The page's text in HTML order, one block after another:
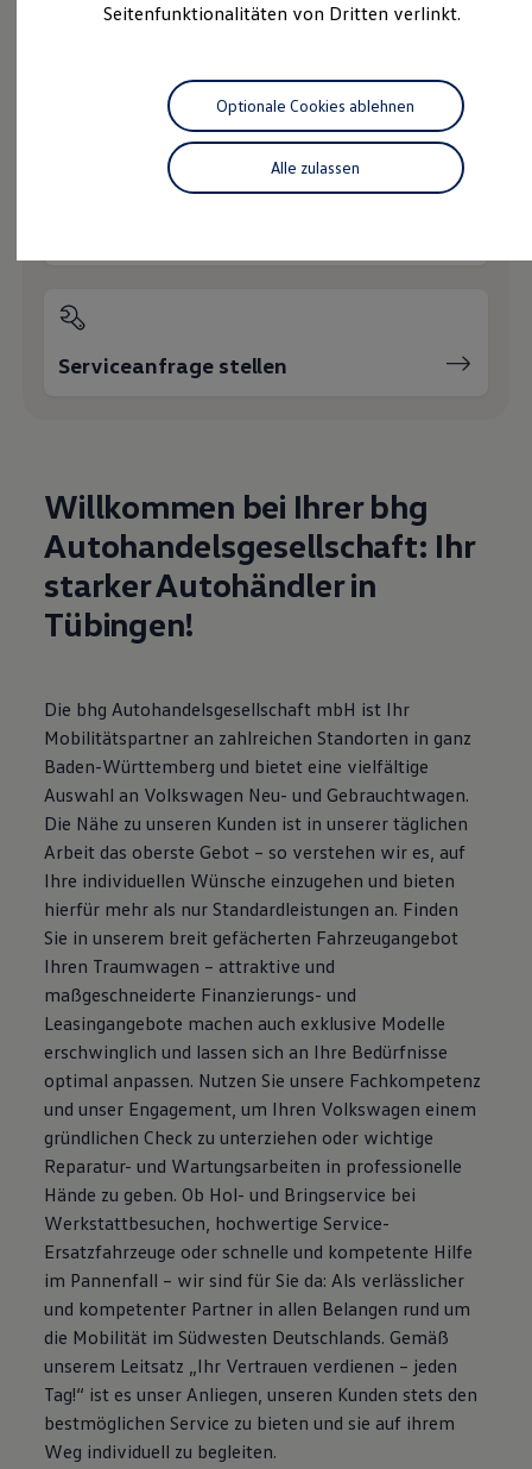
Volkswagen entdecken
Lifestyle Shop
T-Roc Kollektion
Golf Kollektion
ID. Kollektion
Volkswagen Kollektion
R-Kollektion
Service und Ersatzteile
Inspektion und HU/AU
Volkswagen Teile
Zubehör
Modellspezifisches Zubehör
Schutz und Pflege
Transport
Entertainment und Elektronik
Individualisieren
Dienste für Ihr Modell finden
Volkswagen Apps, Login und Shop
Handy und Fahrzeug verbinden
Updates für Software, Karten und Radio
Über Ihr Auto
Vorgängermodelle
Kundeninformationen
Volkswagen Kundenbetreuung
Warn- und Kontrollleuchten
Assistenzsysteme
Digitale Betriebsanleitung
Live Beratung
Magazin
Lifestyle
Transport
Familie
Elektromobilität
Volkswagen R
Pannen- und Unfallhilfe
Volkswagen Kundenbetreuung
Fahrzeugangebot anfordern
Serviceanfrage stellen
Willkommen bei Ihrer bhg
Autohandelsgesellschaft: Ihr
starker Autohändler in
Tübingen!
Die bhg Autohandelsgesellschaft mbH ist Ihr
Mobilitätspartner an zahlreichen Standorten in ganz
Baden-Württemberg und bietet eine vielfältige
Auswahl an Volkswagen Neu- und Gebrauchtwagen.
Die Nähe zu unseren Kunden ist in unserer täglichen
Arbeit das oberste Gebot – so verstehen wir es, auf
Ihre individuellen Wünsche einzugehen und bieten
hierfür mehr als nur Standardleistungen an. Finden
Sie in unserem breit gefächerten Fahrzeugangebot
Ihren Traumwagen – attraktive und
maßgeschneiderte Finanzierungs- und
Leasingangebote machen auch exklusive Modelle
erschwinglich und lassen sich an Ihre Bedürfnisse
optimal anpassen. Nutzen Sie unsere Fachkompetenz
und unser Engagement, um Ihren Volkswagen einem
gründlichen Check zu unterziehen oder wichtige
Reparatur- und Wartungsarbeiten in professionelle
Hände zu geben. Ob Hol- und Bringservice bei
Werkstattbesuchen, hochwertige Service-
Ersatzfahrzeuge oder schnelle und kompetente Hilfe
im Pannenfall – wir sind für Sie da: Als verlässlicher
und kompetenter Partner in allen Belangen rund um
die Mobilität im Südwesten Deutschlands. Gemäß
unserem Leitsatz „Ihr Vertrauen verdienen – jeden
Tag!“ ist es unser Anliegen, unseren Kunden stets den
bestmöglichen Service zu bieten und sie auf ihrem
Weg individuell zu begleiten.
Seitenfunktionalitäten von Dritten verlinkt.
Alle zulassen
Optionale Cookies ablehnen